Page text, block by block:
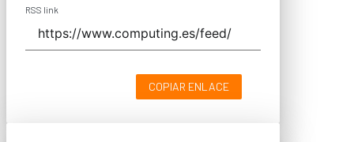
RSS link
COPIAR ENLACE